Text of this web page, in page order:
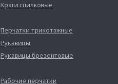
Краги спилковые
Перчатки трикотажные
Рукавицы
Рукавицы брезентовые
Рабочие перчатки